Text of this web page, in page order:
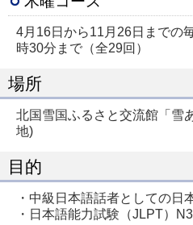
4月16日から11月26日まで
時30分まで（全29回）
場所
北国雪国ふるさと交流館「雪
地)
目的
・中級日本語話者としての日
・日本語能力試験（JLPT）